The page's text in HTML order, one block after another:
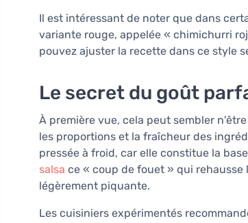
Il est intéressant de noter que dans
variante rouge, appelée « chimichurri
pouvez ajuster la recette dans ce style
Le secret du goût
À première vue, cela peut sembler
les proportions et la fraîcheur des
pressée à froid, car elle constitue la
salsa ce « coup de fouet » qui
légèrement piquante.
Les cuisiniers expérimentés